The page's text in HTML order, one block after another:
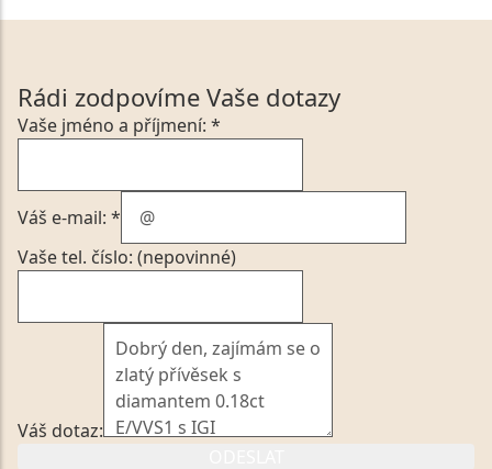
Rádi zodpovíme Vaše dotazy
Vaše jméno a příjmení: *
Váš e-mail: *
Vaše tel. číslo: (nepovinné)
Váš dotaz: